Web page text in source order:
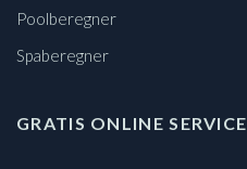
Poolberegner
Spaberegner
GRATIS ONLINE SERVICE